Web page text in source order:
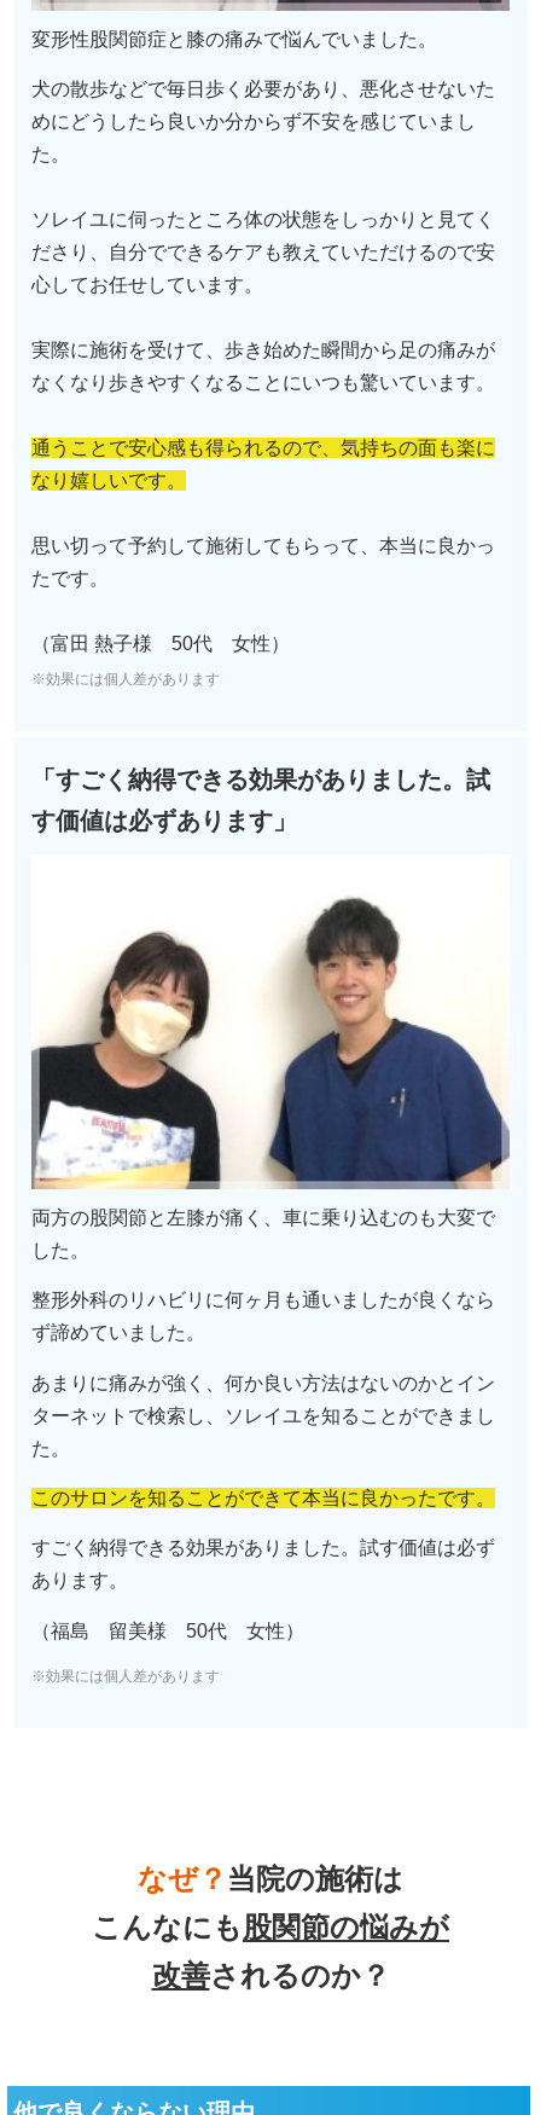
変形性股関節症と膝の痛みで悩んでいました。
犬の散歩などで毎日歩く必要があり、悪化させないた
めにどうしたら良いか分からず不安を感じていまし
た。
ソレイユに伺ったところ体の状態をしっかりと見てく
ださり、自分でできるケアも教えていただけるので安
心してお任せしています。
実際に施術を受けて、歩き始めた瞬間から足の痛みが
なくなり歩きやすくなることにいつも驚いています。
通うことで安心感も得られるので、気持ちの面も楽に
なり嬉しいです。
思い切って予約して施術してもらって、本当に良かっ
たです。
（富田 熱子様 50代 女性）
※効果には個人差があります
「すごく納得できる効果がありました。試
す価値は必ずあります 」
両方の股関節と左膝が痛く、車に乗り込むのも大変で
した。
整形外科のリハビリに何ヶ月も通いましたが良くなら
ず諦めていました。
あまりに痛みが強く、何か良い方法はないのかとイン
ターネットで検索し、ソレイユを知ることができまし
た。
このサロンを知ることができて本当に良かったです。
すごく納得できる効果がありました。試す価値は必ず
あります。
（福島 留美様 50代 女性）
※効果には個人差があります
なぜ？ 当院の施術は
こんなにも股関節の悩みが
改善されるのか？